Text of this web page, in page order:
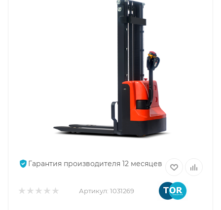
Гарантия производителя 12 месяцев
Артикул: 1031269